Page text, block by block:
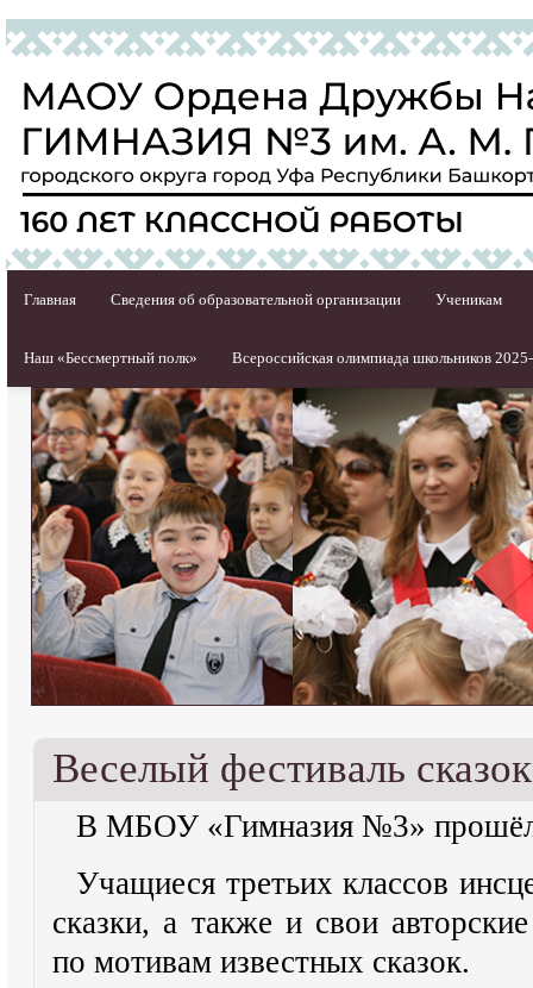
Главная Сведения об образовательной организации Ученикам
Наш «Бессмертный полк» Всероссийская олимпиада школьников
Веселый фестиваль сказок
В МБОУ «Гимназия №3» прошёл
Учащиеся третьих классов
сказки, а также и свои
по мотивам известных сказок.